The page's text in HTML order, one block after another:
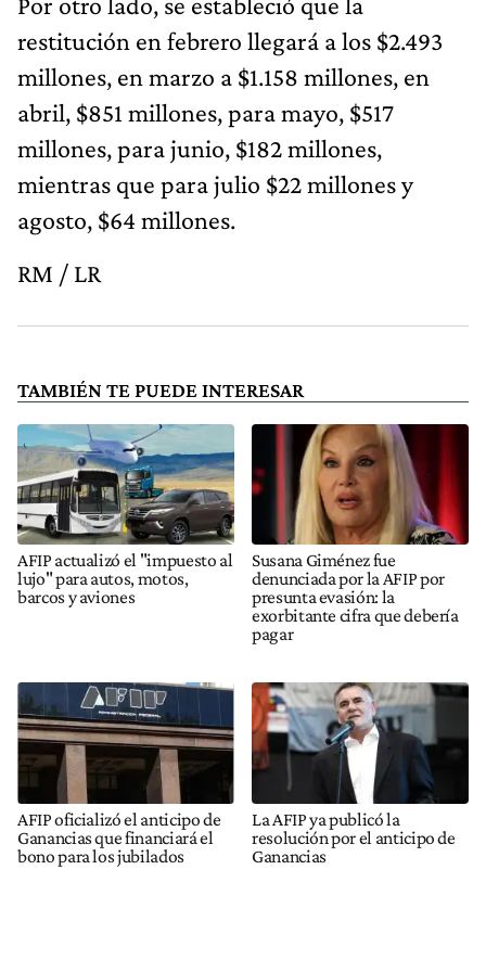
restitución en febrero llegará a los $2.493
millones, en marzo a $1.158 millones, en
abril, $851 millones, para mayo, $517
millones, para junio, $182 millones,
mientras que para julio $22 millones y
agosto, $64 millones.
RM / LR
TAMBIÉN TE PUEDE INTERESAR
AFIP actualizó el "impuesto al
lujo" para autos, motos,
barcos y aviones
Susana Giménez fue
denunciada por la AFIP por
presunta evasión: la
exorbitante cifra que debería
pagar
AFIP oficializó el anticipo de
Ganancias que financiará el
bono para los jubilados
La AFIP ya publicó la
resolución por el anticipo de
Ganancias